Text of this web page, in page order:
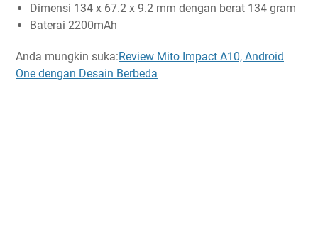
Dimensi 134 x 67.2 x 9.2 mm dengan berat 134 gram
Baterai 2200mAh
Anda mungkin suka:Review Mito Impact A10, Android
One dengan Desain Berbeda